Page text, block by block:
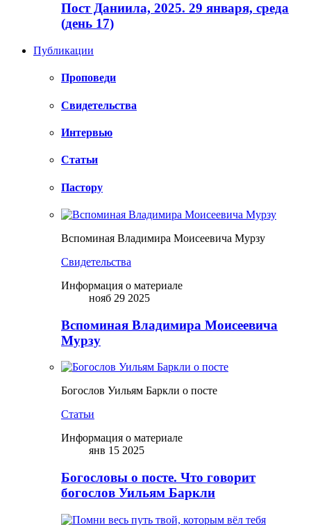
Пост Даниила, 2025. 29 января, среда
(день 17)
Публикации
Проповеди
Свидетельства
Интервью
Статьи
Пастору
Вспоминая Владимира Моисеевича Мурзу
Свидетельства
Информация о материале
нояб 29 2025
Вспоминая Владимира Моисеевича
Мурзу
Богослов Уильям Баркли о посте
Статьи
Информация о материале
янв 15 2025
Богословы о посте. Что говорит
богослов Уильям Баркли